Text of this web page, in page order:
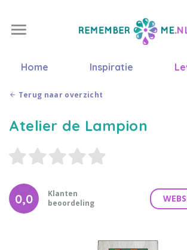
Home Inspiratie
Terug naar overzicht
Atelier de Lampion
Klanten
beoordeling
0,0